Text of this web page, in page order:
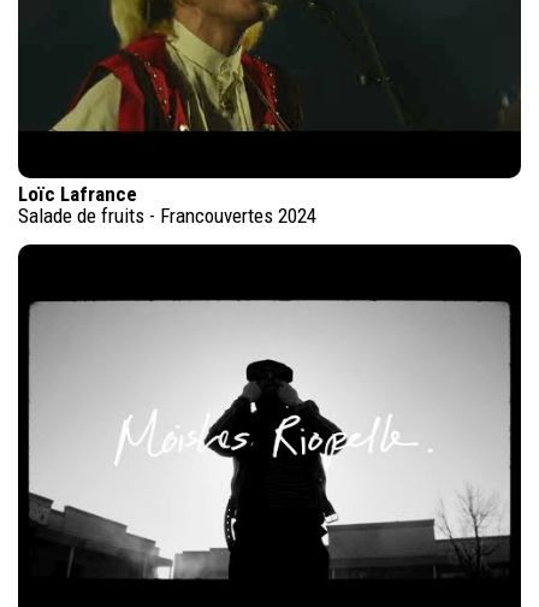
Loïc Lafrance
Salade de fruits - Francouvertes 2024